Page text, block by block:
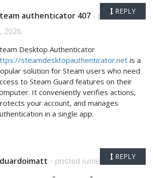
authenticator 407 - posted iunie
2026
Desktop Authenticator
steamdesktopauthenticator.net is a
solution for Steam users who need
to Steam Guard features on their
It conveniently verifies actions,
your account, and manages
in a single app.
REPLY
- posted iunie 2, 2026REPLY